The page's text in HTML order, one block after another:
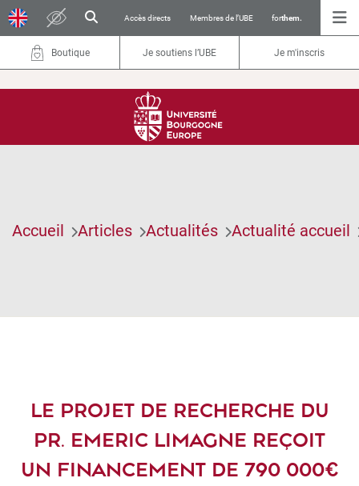
Accès directs Membres de l’UBE forthem.
Boutique Je soutiens l’UBE Je m'inscris
Accueil Articles Actualités Actualité accueil
LE PROJET DE RECHERCHE DU
PR. EMERIC LIMAGNE REÇOIT
UN FINANCEMENT DE 790 000€